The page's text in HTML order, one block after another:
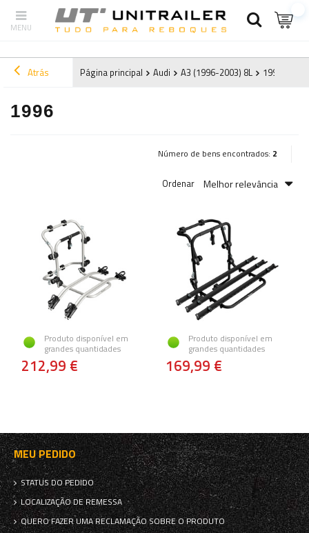
Atrás Página principal Audi A3 (1996-2003) 8L 1996
1996
Número de bens encontrados: 2
Ordenar Melhor relevância
Produto disponível em
grandes quantidades
212,99 €
Produto disponível em
grandes quantidades
169,99 €
MEU PEDIDO
STATUS DO PEDIDO
LOCALIZAÇÃO DE REMESSA
QUERO FAZER UMA RECLAMAÇÃO SOBRE O PRODUTO